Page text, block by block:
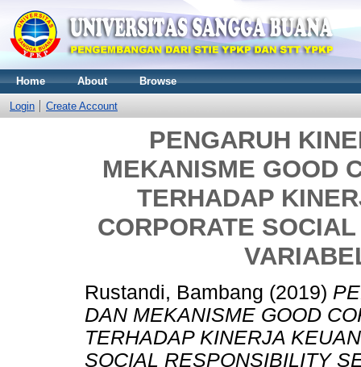
Home About Browse
Login Create Account
PENGARUH
MEKANISME GOOD
TERHADAP
CORPORATE
Rustandi, Bambang (2019)
DAN MEKANISME GOOD
TERHADAP KINERJA
SOCIAL RESPONSIBILITY